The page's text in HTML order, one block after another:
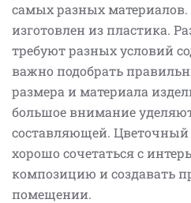
самых разных
изготовлен из пластика.
требуют разных условий
важно подобрать
размера и материала
большое внимание
составляющей.
хорошо сочетаться с
композицию и создавать
помещении.